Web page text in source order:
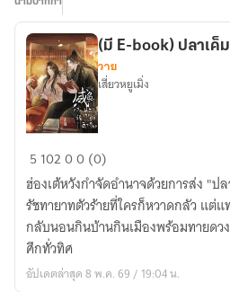
(มี
E-
book)
ปลา
เค็ม
ผู้
นี้
(มี E-book) ปลาเค็
วาย
เสี่ยวหยูเมิ่ง
5 10200 (0)
ฮ่องเต้หวังกำจัดอำนาจด้วยการส่ง "ป
รัชทายาทตัวร้ายที่ใครก็หวาดกลัว แ
กลับนอนกินบ้านกินเมืองพร้อมทายดว
ศึกทั่วทิศ
อัปเดตล่าสุด 8 พ.ค. 69 / 19:04 น.